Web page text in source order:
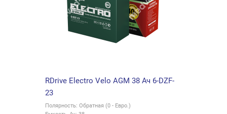
RDrive Electro Velo AGM 38 Ач 6-DZF-
23
Полярность: Обратная (0 - Евро.)